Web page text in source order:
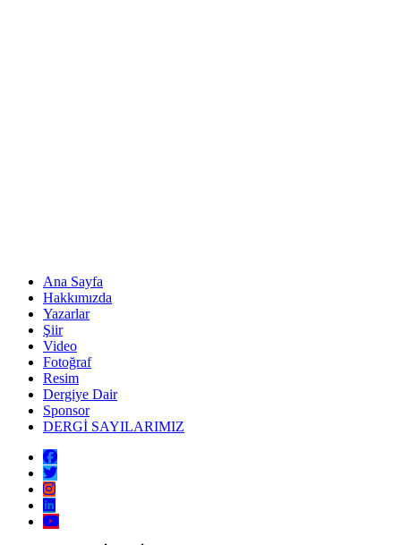
Ana Sayfa
Hakkımızda
Yazarlar
Şiir
Video
Fotoğraf
Resim
Dergiye Dair
Sponsor
DERGİ SAYILARIMIZ